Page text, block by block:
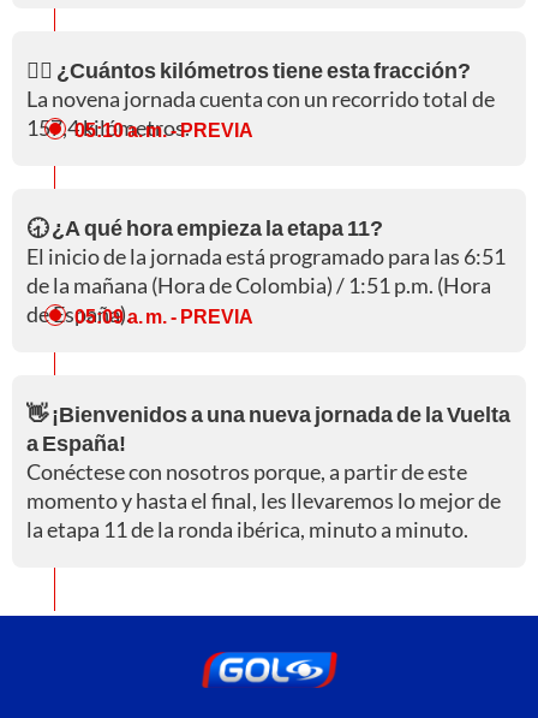
🚵‍♀️ ¿Cuántos kilómetros tiene esta fracción?
La novena jornada cuenta con un recorrido total de
157,4 kilómetros.
05:10 a. m.- PREVIA
🕣 ¿A qué hora empieza la etapa 11?
El inicio de la jornada está programado para las 6:51
de la mañana (Hora de Colombia) / 1:51 p.m. (Hora
de España).
05:09 a. m.- PREVIA
👋 ¡Bienvenidos a una nueva jornada de la Vuelta
a España!
Conéctese con nosotros porque, a partir de este
momento y hasta el final, les llevaremos lo mejor de
la etapa 11 de la ronda ibérica, minuto a minuto.